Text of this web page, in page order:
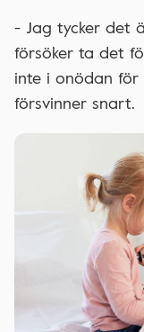
- Jag tycker det
försöker ta det
inte i onödan
försvinner snart.